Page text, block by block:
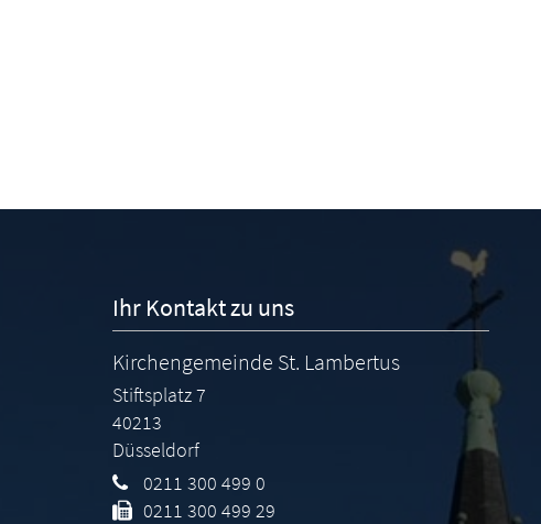
Ihr Kontakt zu uns
Kirchengemeinde St. Lambertus
Stiftsplatz 7
40213
Düsseldorf
0211 300 499 0
0211 300 499 29